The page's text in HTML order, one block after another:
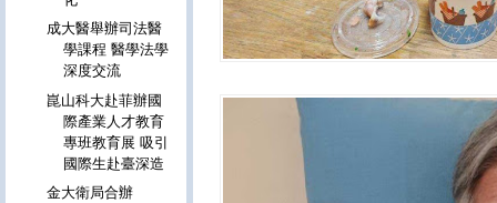
成大醫舉辦司法醫
學課程 醫學法學
深度交流
崑山科大赴菲辦國
際產業人才教育
專班教育展 吸引
國際生赴臺深造
金大衛局合辦